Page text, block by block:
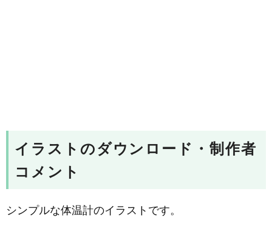
イラストのダウンロード・制作者
コメント
シンプルな体温計のイラストです。